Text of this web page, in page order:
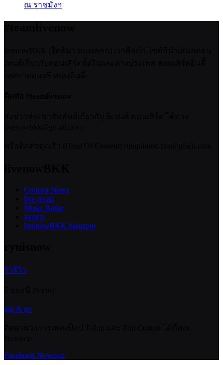
ณ ราชมังฯ
Concert News
live recap
Music Radar
variety
livenowBKK blogspot
ริวรีวิว
gig & go
Facebook Nowpop